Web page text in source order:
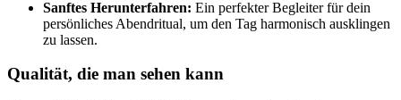
Sanftes Herunterfahren: Ein perfekter Begleiter für dein
persönliches Abendritual, um den Tag harmonisch ausklingen
zu lassen.
Qualität, die man sehen kann